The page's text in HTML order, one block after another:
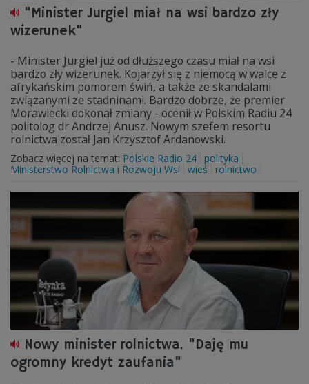
"Minister Jurgiel miał na wsi bardzo zły
wizerunek"
- Minister Jurgiel już od dłuższego czasu miał na wsi
bardzo zły wizerunek. Kojarzył się z niemocą w walce z
afrykańskim pomorem świń, a także ze skandalami
związanymi ze stadninami. Bardzo dobrze, że premier
Morawiecki dokonał zmiany - ocenił w Polskim Radiu 24
politolog dr Andrzej Anusz. Nowym szefem resortu
rolnictwa został Jan Krzysztof Ardanowski.
Zobacz więcej na temat: Polskie Radio 24
polityka
Ministerstwo Rolnictwa i Rozwoju Wsi
wieś rolnictwo
Nowy minister rolnictwa. "Daję mu
ogromny kredyt zaufania"